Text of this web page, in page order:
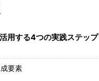
用する4つの実践ステップ
要素